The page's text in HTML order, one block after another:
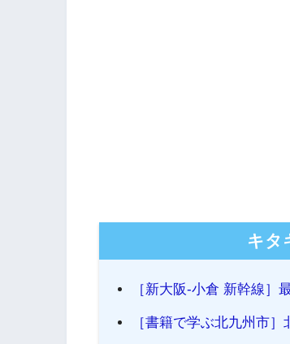
キタ
［新大阪-小倉 新幹線］
［書籍で学ぶ北九州市